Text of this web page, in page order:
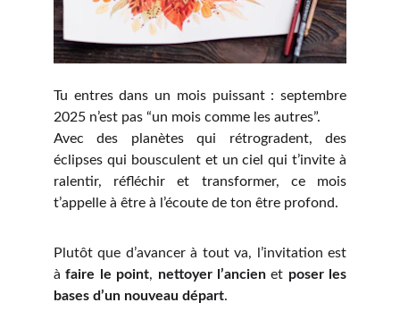
Tu entres dans un mois puissant : septembre
2025 n’est pas “un mois comme les autres”.
Avec des planètes qui rétrogradent, des
éclipses qui bousculent et un ciel qui t’invite à
ralentir, réfléchir et transformer, ce mois
t’appelle à être à l’écoute de ton être profond.
Plutôt que d’avancer à tout va, l’invitation est
àfaire le point, nettoyer l’ancienet poser les
bases d’un nouveau départ.